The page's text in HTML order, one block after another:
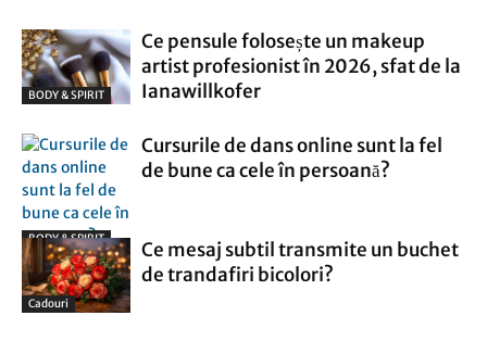
BODY & SPIRIT
Ce pensule folosește un makeup
artist profesionist în 2026, sfat de la
Ianawillkofer
BODY & SPIRIT
Cursurile de dans online sunt la fel
de bune ca cele în persoană?
Cadouri
Ce mesaj subtil transmite un buchet
de trandafiri bicolori?